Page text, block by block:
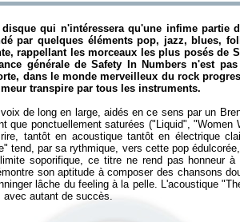
qui n'intéressera qu'une infime partie
par quelques éléments pop, jazz, blues,
rappellant les morceaux les plus posés de
générale deSafety In Numbers n'est
dans le monde merveilleux du rock
transpire par tous les instruments.
de long en large, aidés en ce sens par un
que ponctuellement saturées ("Liquid", "Women
tantôt en acoustique tantôt en électrique
tend, par sa rythmique, vers cette pop
soporifique, ce titre ne rend pas honneur
son aptitude à composer des chansons
lâche du feeling à la pelle. L'acoustique